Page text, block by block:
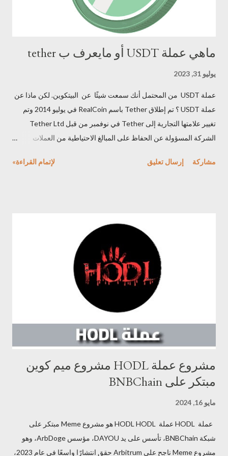
ماهي عملة USDT أو مايعرف ب tether
يوليو 31, 2023
عملة USDT من المحتمل أنك سمعت شيئًا عن البيتكوين. لكن ماذا عن
عملة USDT ؟ تم إطلاق Tether باسم RealCoin في يوليو 2014 وتم
تغيير علامتها التجارية إلى Tether في نوفمبر من قبل Tether Ltd
الشركة المسؤولة عن الحفاظ على المبالغ الاحتياطية من العملات
الرموز المميزة الأصلية لشبكة Tether بدأ تداولها تحت رمز عملة
عملة رقمية في العالم من حيث القيمة السوقية. لكنها مختلفة تمامًا عن
عملة البيتكوين والعملات الافتراضية الأخرى، انها عملة مستقرة (عملة
مشفرة ذات قيمة ثابتة) تعكس سعر الدولار الأمريكي. نظريا هذه العملة
الرقمية ترتبط بأصول حقيقية للحفاظ على قيمتها المستقرة ، إلا أنها رغم
ذلك شهدت تذبذب في قيمتها وهو م...
مشاركة إرسال تعليق لإتمام القراءة»
مشروع عملة HODL مشروع ميم كوين
مبتكر على BNBChain
مايو 16, 2024
عملة HODL عملة HODL HODL هو مشروع Meme مبتكر على
شبكة BNBChain، تأسس على يد DAYOU، مؤسس ArbDoge، وهو
مشروع Meme ناجح على Arbitrum حقق انتشارًا واسعًا في عام 2023،